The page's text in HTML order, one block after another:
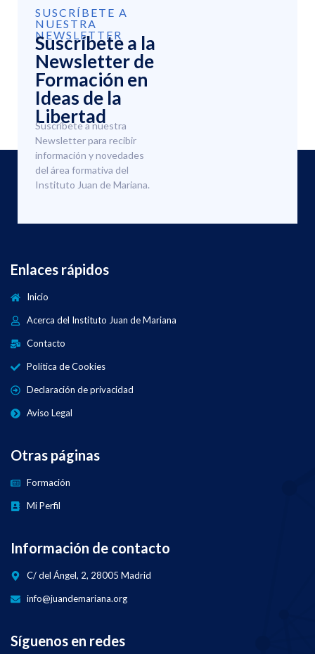
SUSCRÍBETE A
NUESTRA
NEWSLETTER
Suscríbete a la
Newsletter de
Formación en
Ideas de la
Libertad
Suscríbete a nuestra
Newsletter para recibir
información y novedades
del área formativa del
Instituto Juan de Mariana.
Enlaces rápidos
Inicio
Acerca del Instituto Juan de Mariana
Contacto
Política de Cookies
Declaración de privacidad
Aviso Legal
Otras páginas
Formación
Mi Perfil
Información de contacto
C/ del Ángel, 2, 28005 Madrid
info@juandemariana.org
Síguenos en redes